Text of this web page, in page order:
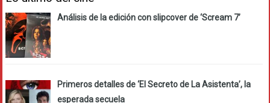
Análisis de la edición con slipcover de ‘Scream 7’
Primeros detalles de ‘El Secreto de La Asistenta’, la
esperada secuela